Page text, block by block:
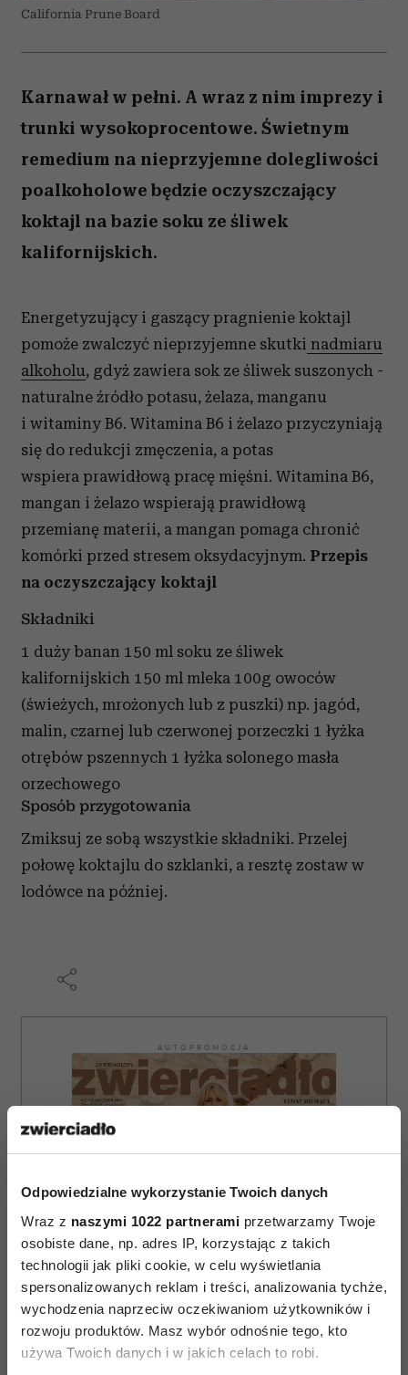
Odpowiedzialne wykorzystanie Twoich danych
Wraz z naszymi 1022 partnerami przetwarzamy Twoje
osobiste dane, np. adres IP, korzystając z takich
technologii jak pliki cookie, w celu wyświetlania
spersonalizowanych reklam i treści, analizowania tychże,
wychodzenia naprzeciw oczekiwaniom użytkowników i
rozwoju produktów. Masz wybór odnośnie tego, kto
używa Twoich danych i w jakich celach to robi.
California Prune Board
Karnawał w pełni. A wraz z nim imprezy i
trunki wysokoprocentowe. Świetnym
remedium na nieprzyjemne dolegliwości
poalkoholowe będzie oczyszczający
koktajl na bazie soku ze śliwek
kalifornijskich.
Energetyzujący i gaszący pragnienie koktajl
pomoże zwalczyć nieprzyjemne skutki nadmiaru
alkoholu, gdyż zawiera sok ze śliwek suszonych -
naturalne źródło potasu, żelaza, manganu
i witaminy B6. Witamina B6 i żelazo przyczyniają
się do redukcji zmęczenia, a potas
wspiera prawidłową pracę mięśni. Witamina B6,
mangan i żelazo wspierają prawidłową
przemianę materii, a mangan pomaga chronić
komórki przed stresem oksydacyjnym. Przepis
na oczyszczający koktajl
Składniki
1 duży banan 150 ml soku ze śliwek
kalifornijskich 150 ml mleka 100g owoców
(świeżych, mrożonych lub z puszki) np. jagód,
malin, czarnej lub czerwonej porzeczki 1 łyżka
otrębów pszennych 1 łyżka solonego masła
orzechowego
Sposób przygotowania
Zmiksuj ze sobą wszystkie składniki. Przelej
połowę koktajlu do szklanki, a resztę zostaw w
lodówce na później.
AUTOPROMOCJA